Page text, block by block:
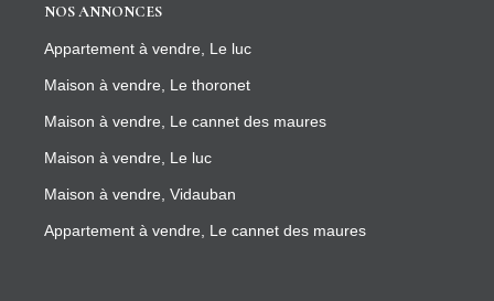
NOS ANNONCES
Appartement à vendre, Le luc
Maison à vendre, Le thoronet
Maison à vendre, Le cannet des maures
Maison à vendre, Le luc
Maison à vendre, Vidauban
Appartement à vendre, Le cannet des maures